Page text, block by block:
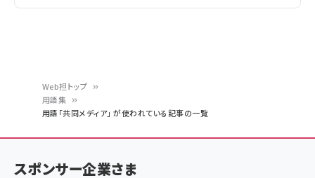
ン
く
Web担トップ
用語集
用語「共同メディア」 が使われている記事の一覧
スポンサー企業さま